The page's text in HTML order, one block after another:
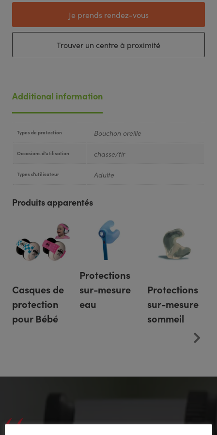
Je prends rendez-vous
Trouver un centre à proximité
Additional information
Types de protection Bouchon oreille
Occasions d'utilisation chasse/tir
Types d'utilisateur Adulte
Produits apparentés
Casques de
protection
pour Bébé
Protections
sur-mesure
eau
Protections
sur-mesure
sommeil
Ils en parlent mieux que